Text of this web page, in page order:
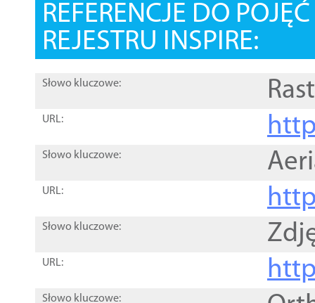
REFERENCJE DO
REJESTRU INSPIRE:
Słowo kluczowe:
URL:
Słowo kluczowe:
URL:
Słowo kluczowe:
URL:
Słowo kluczowe: